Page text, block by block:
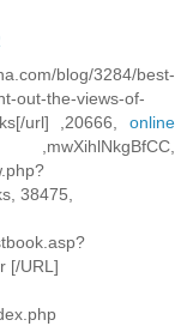
blog/3284/best-
out-the-views-of-
url] ,20666, online
38475,
[/URL]